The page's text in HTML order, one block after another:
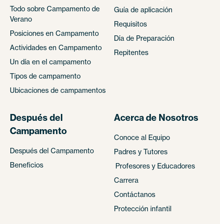
Todo sobre Campamento de
Verano
Posiciones en Campamento
Actividades en Campamento
Un día en el campamento
Tipos de campamento
Ubicaciones de campamentos
Guía de aplicación
Requisitos
Día de Preparación
Repitentes
Después del
Campamento
Después del Campamento
Beneficios
Acerca de Nosotros
Conoce al Equipo
Padres y Tutores
Profesores y Educadores
Carrera
Contáctanos
Protección infantil